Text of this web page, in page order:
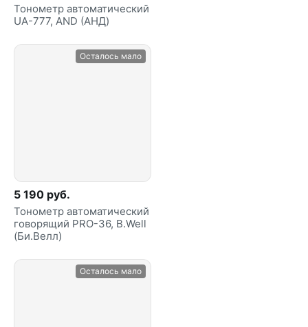
Тонометр автоматический
UA-777, AND (АНД)
Осталось мало
5 190 руб.
Тонометр автоматический
говорящий PRO-36, B.Well
(Би.Велл)
Осталось мало